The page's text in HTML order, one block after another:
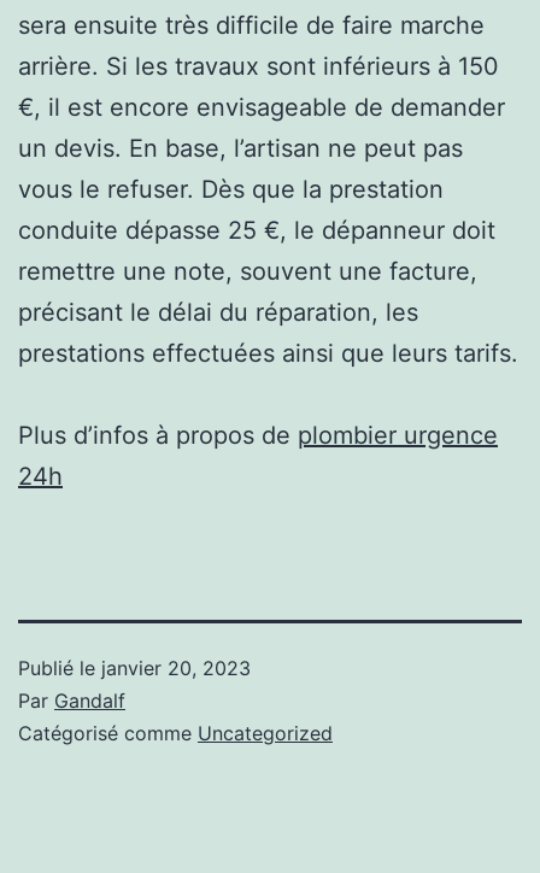
sera ensuite très difficile de faire marche
arrière. Si les travaux sont inférieurs à 150
€, il est encore envisageable de demander
un devis. En base, l’artisan ne peut pas
vous le refuser. Dès que la prestation
conduite dépasse 25 €, le dépanneur doit
remettre une note, souvent une facture,
précisant le délai du réparation, les
prestations effectuées ainsi que leurs tarifs.
Plus d’infos à propos de plombier urgence
24h
Publié le janvier 20, 2023
Par Gandalf
Catégorisé comme Uncategorized